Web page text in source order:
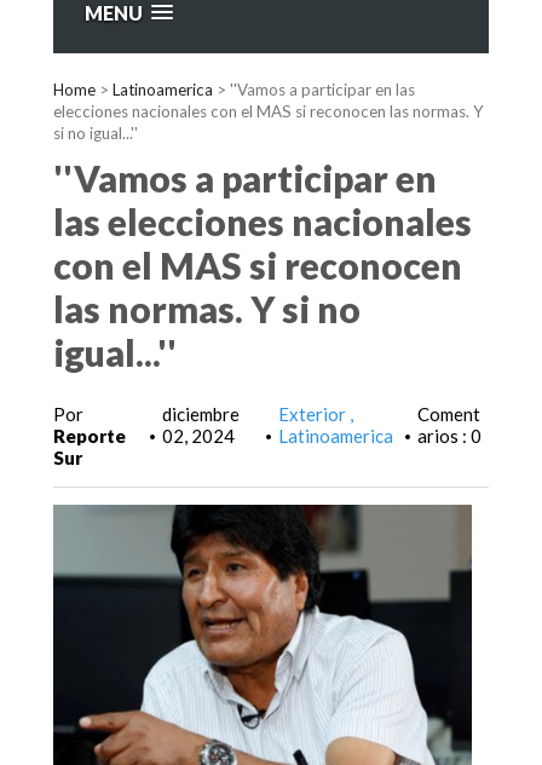
MENU
Home > Latinoamerica > ''Vamos a participar en las
elecciones nacionales con el MAS si reconocen las normas. Y
si no igual...''
''Vamos a participar en
las elecciones nacionales
con el MAS si reconocen
las normas. Y si no
igual...''
Por
Reporte
Sur
•
diciembre
02, 2024
•
Exterior
Latinoamerica
•
Coment
arios : 0